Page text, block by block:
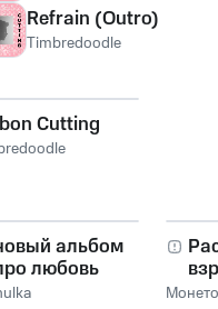
Refrain (Outro)
Timbredoodle
Cutting
альбом
любовь